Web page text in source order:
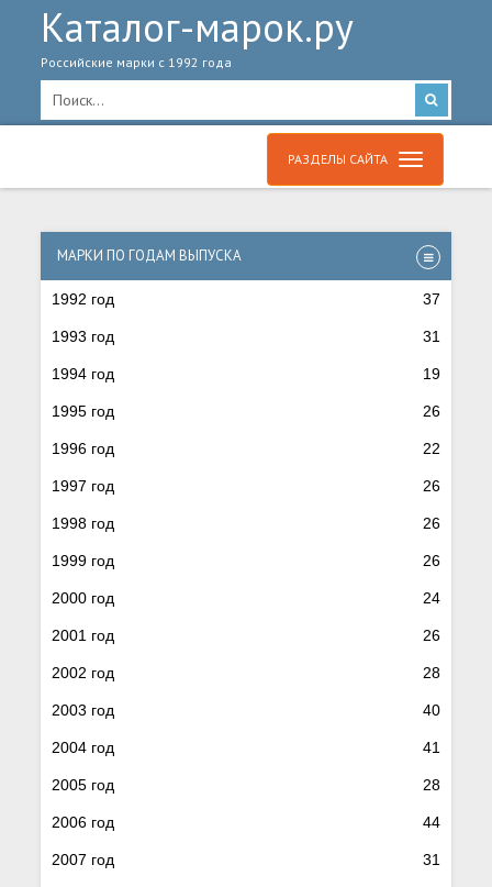
Каталог-марок.ру
Российские марки с 1992 года
РАЗДЕЛЫ САЙТА
МАРКИ ПО ГОДАМ ВЫПУСКА
1992 год 37
1993 год 31
1994 год 19
1995 год 26
1996 год 22
1997 год 26
1998 год 26
1999 год 26
2000 год 24
2001 год 26
2002 год 28
2003 год 40
2004 год 41
2005 год 28
2006 год 44
2007 год 31